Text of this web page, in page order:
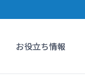
お役立ち情報